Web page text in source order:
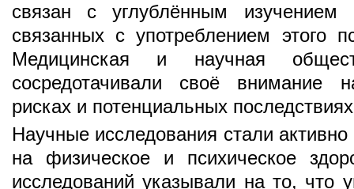
связан с углублённым изучением
связанных с употреблением этого
Медицинская и научная
сосредотачивали своё внимание
рисках и потенциальных
Научные исследования стали
на физическое и психическое
исследований указывали на то, что